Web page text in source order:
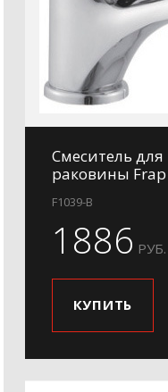
Смеситель для
раковины Frap
F1039-B
1886 РУБ.
КУПИТЬ